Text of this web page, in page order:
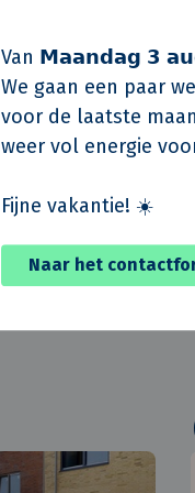
Van 𝗠𝗮𝗮𝗻𝗱𝗮𝗴 𝟯
We gaan een paar
voor de laatste
weer vol energie
Fijne vakantie! ☀️
Naar het
mogelijke locaties
Woondeal.
Het gebied
bestaande woonwijk
Nieuwsoverzicht